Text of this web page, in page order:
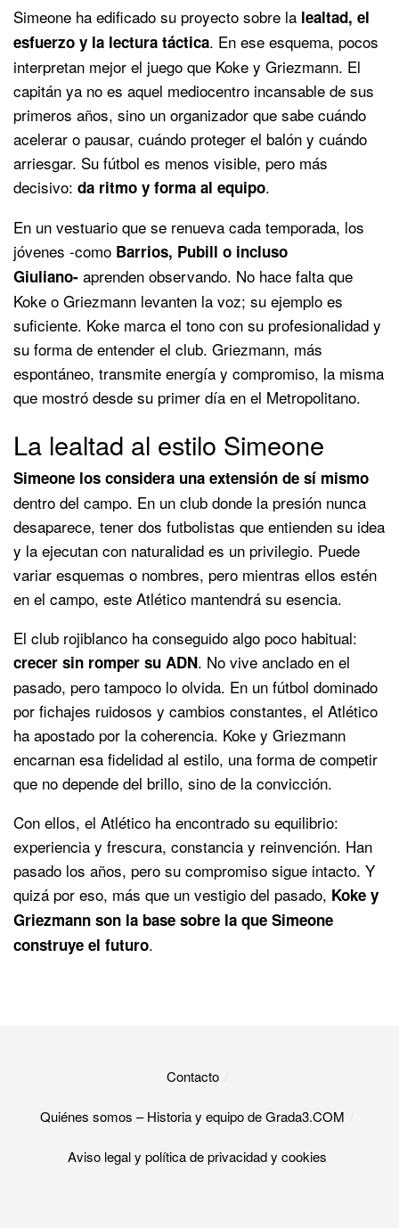
Simeone ha edificado su proyecto sobre la lealtad, el
esfuerzo y la lectura táctica. En ese esquema, pocos
interpretan mejor el juego que Koke y Griezmann. El
capitán ya no es aquel mediocentro incansable de sus
primeros años, sino un organizador que sabe cuándo
acelerar o pausar, cuándo proteger el balón y cuándo
arriesgar. Su fútbol es menos visible, pero más
decisivo: da ritmo y forma al equipo.
En un vestuario que se renueva cada temporada, los
jóvenes -como Barrios, Pubill o incluso
Giuliano- aprenden observando. No hace falta que
Koke o Griezmann levanten la voz; su ejemplo es
suficiente. Koke marca el tono con su profesionalidad y
su forma de entender el club. Griezmann, más
espontáneo, transmite energía y compromiso, la misma
que mostró desde su primer día en el Metropolitano.
La lealtad al estilo Simeone
Simeone los considera una extensión de sí mismo
dentro del campo. En un club donde la presión nunca
desaparece, tener dos futbolistas que entienden su idea
y la ejecutan con naturalidad es un privilegio. Puede
variar esquemas o nombres, pero mientras ellos estén
en el campo, este Atlético mantendrá su esencia.
El club rojiblanco ha conseguido algo poco habitual:
crecer sin romper su ADN. No vive anclado en el
pasado, pero tampoco lo olvida. En un fútbol dominado
por fichajes ruidosos y cambios constantes, el Atlético
ha apostado por la coherencia. Koke y Griezmann
encarnan esa fidelidad al estilo, una forma de competir
que no depende del brillo, sino de la convicción.
Con ellos, el Atlético ha encontrado su equilibrio:
experiencia y frescura, constancia y reinvención. Han
pasado los años, pero su compromiso sigue intacto. Y
quizá por eso, más que un vestigio del pasado, Koke y
Griezmann son la base sobre la que Simeone
construye el futuro.
Contacto
Quiénes somos – Historia y equipo de Grada3.COM
Aviso legal y política de privacidad y cookies​